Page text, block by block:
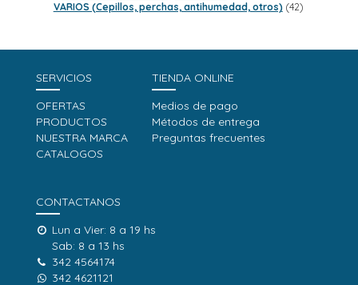
productos
VARIOS (Cepillos, perchas, antihumedad, otros) 4242
SERVICIOS
OFERTAS
PRODUCTOS
NUESTRA MARCA
CATALOGOS
TIENDA ONLINE
Medios de pago
Métodos de entrega
Preguntas frecuentes
CONTACTANOS
Lun a Vier: 8 a 19 hs
Sab: 8 a 13 hs
342 4564174
342 4621121